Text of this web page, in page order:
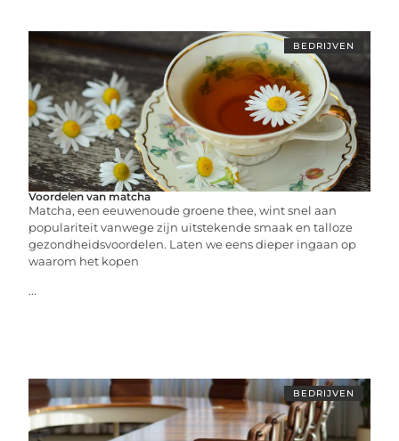
BEDRIJVEN
Voordelen van matcha
Matcha, een eeuwenoude groene thee, wint snel aan
populariteit vanwege zijn uitstekende smaak en talloze
gezondheidsvoordelen. Laten we eens dieper ingaan op
waarom het kopen
...
BEDRIJVEN